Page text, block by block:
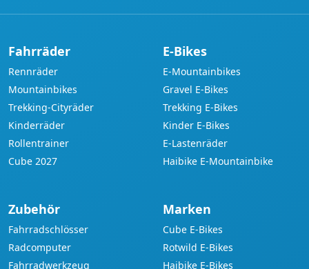
Fahrräder
Rennräder
Mountainbikes
Trekking-Cityräder
Kinderräder
Rollentrainer
Cube 2027
E-Bikes
E-Mountainbikes
Gravel E-Bikes
Trekking E-Bikes
Kinder E-Bikes
E-Lastenräder
Haibike E-Mountainbike
Zubehör
Fahrradschlösser
Radcomputer
Fahrradwerkzeug
Marken
Cube E-Bikes
Rotwild E-Bikes
Haibike E-Bikes